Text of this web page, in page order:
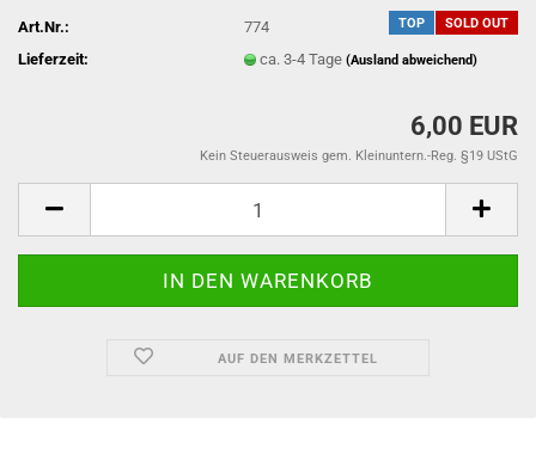
TOP SOLD OUT
Art.Nr.:
774
Lieferzeit:
ca. 3-4 Tage(Ausland abweichend)
6,00 EUR
Kein Steuerausweis gem. Kleinuntern.-Reg. §19 UStG
AUF DEN MERKZETTEL